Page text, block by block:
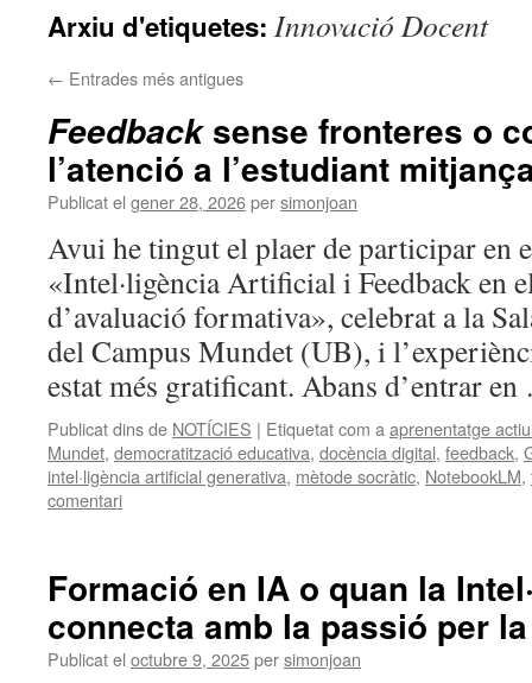
Arxiu d'etiquetes: Innovació Docent
← Entrades més antigues
Feedbacksense fronteres o
l’atenció a l’estudiant
Publicat el gener 28, 2026persimonjoan
Avui he tingut el plaer de participar en
«Intel·ligència Artificial i Feedback en
d’avaluació formativa», celebrat a la
del Campus Mundet (UB), i
estat més gratificant. Abans d’entrar
Publicat dins de NOTÍCIES | Etiquetat com a aprenentatge
Mundet, democratització educativa, docència digital, feedback,
intel·ligència artificial generativa, mètode socràtic, NotebookLM,
comentari
Formació en IA o quan la
connecta amb la passió per
Publicat el octubre 9, 2025persimonjoan